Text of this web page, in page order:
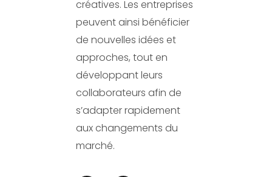
créatives. Les entreprises
peuvent ainsi bénéficier
de nouvelles idées et
approches, tout en
développant leurs
collaborateurs afin de
s’adapter rapidement
aux changements du
marché.